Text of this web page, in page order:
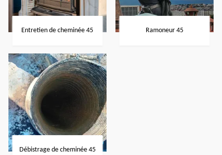
Entretien de cheminée 45 Ramoneur 45
Débistrage de cheminée 45